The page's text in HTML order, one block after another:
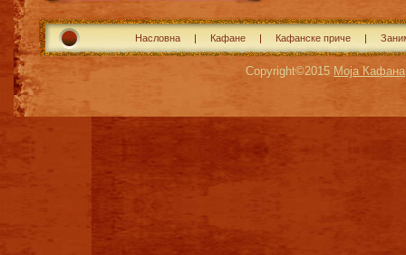
Насловна Кафане Кафанске приче
Copyright©2015 Моја Кафана